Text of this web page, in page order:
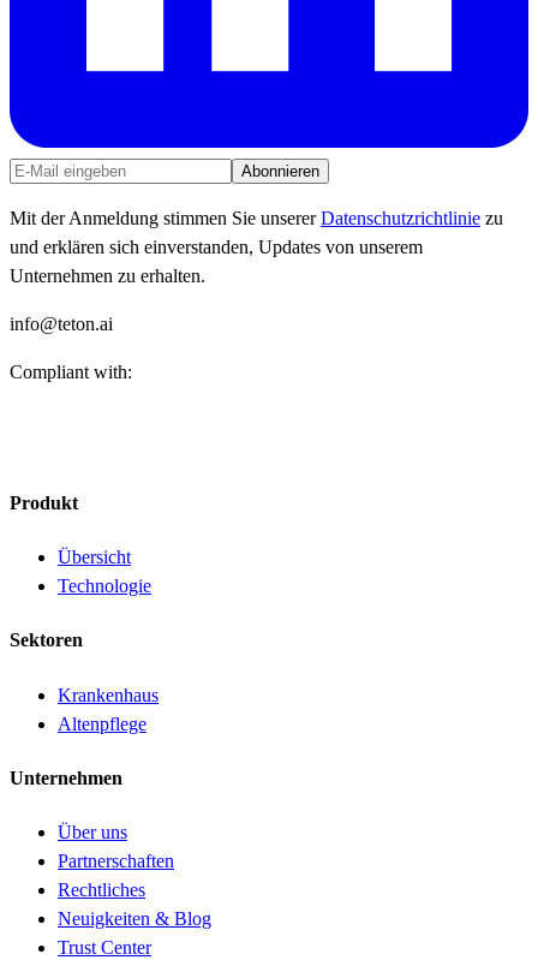
Abonnieren
Mit der Anmeldung stimmen Sie unsererDatenschutzrichtlinie zu
und erklären sich einverstanden, Updates von unserem
Unternehmen zu erhalten.
info@teton.ai
Compliant with:
Produkt
Übersicht
Technologie
Sektoren
Krankenhaus
Altenpflege
Unternehmen
Über uns
Partnerschaften
Rechtliches
Neuigkeiten & Blog
Trust Center